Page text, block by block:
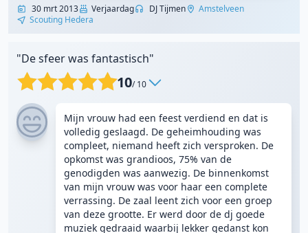
30 mrt 2013 Verjaardag DJ Tijmen
Amstelveen
Scouting Hedera
"De sfeer was fantastisch"
10/ 10
Mijn vrouw had een feest verdiend en dat is
volledig geslaagd. De geheimhouding was
compleet, niemand heeft zich versproken. De
opkomst was grandioos, 75% van de
genodigden was aanwezig. De binnenkomst
van mijn vrouw was voor haar een complete
verrassing. De zaal leent zich voor een groep
van deze grootte. Er werd door de dj goede
muziek gedraaid waarbij lekker gedanst kon